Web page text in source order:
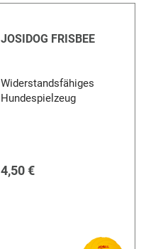
JOSIDOG FRISBEE
Widerstandsfähiges
Hundespielzeug
4,50 €